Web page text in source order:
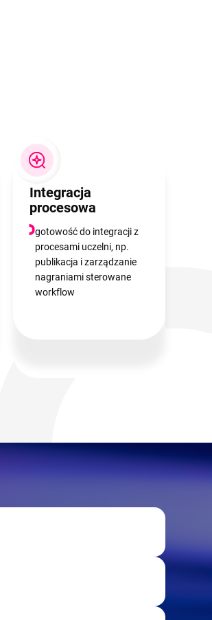
Integracja
procesowa
gotowość do integracji z
procesami uczelni, np.
publikacja i zarządzanie
nagraniami sterowane
workflow